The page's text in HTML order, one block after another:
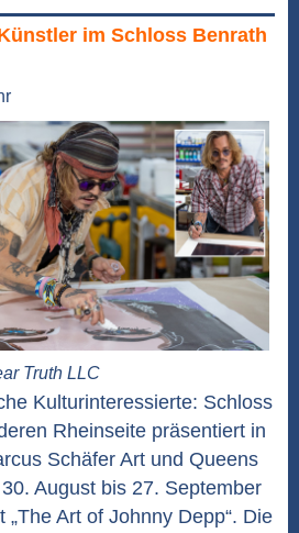
im Schloss Benrath
Truth LLC
Kulturinteressierte: Schloss
Rheinseite präsentiert in
Schäfer Art und Queens
August bis 27. September
Art of Johnny Depp“. Die